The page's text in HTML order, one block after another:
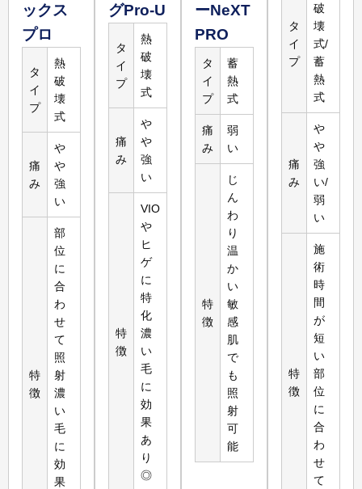
脚
詳しく
見る
119,800円
脚5回
3,200円
ックス
プロ
タ
イ
プ
熱
破
壊
式
痛
み
や
や
強
い
特
徴
部
位
に
合
わ
せ
て
照
射
濃
い
毛
に
効
果
グPro-U
タ
イ
プ
熱
破
壊
式
痛
み
や
や
強
い
特
徴
VIO
や
ヒ
ゲ
に
特
化
濃
い
毛
に
効
果
あ
り
◎
ーNeXT
PRO
タ
イ
プ
蓄
熱
式
痛
み
弱
い
特
徴
じ
ん
わ
り
温
か
い
敏
感
肌
で
も
照
射
可
能
タ
イ
プ
破
壊
式/
蓄
熱
式
痛
み
や
や
強
い/
弱
い
特
徴
施
術
時
間
が
短
い
部
位
に
合
わ
せ
て